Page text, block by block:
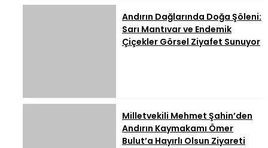
Andırın Dağlarında Doğa Şöleni:
Sarı Mantıvar ve Endemik
Çiçekler Görsel Ziyafet Sunuyor
Milletvekili Mehmet Şahin’den
Andırın Kaymakamı Ömer
Bulut’a Hayırlı Olsun Ziyareti